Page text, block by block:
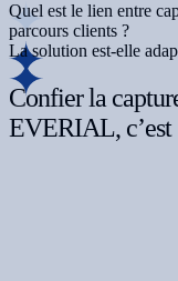
Quel est le lien entre
parcours clients ?
La solution est-elle
Confier la
EVERIAL, c’est